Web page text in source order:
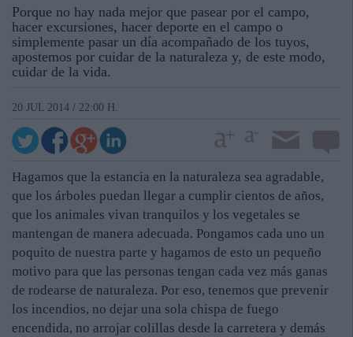
Porque no hay nada mejor que pasear por el campo,
hacer excursiones, hacer deporte en el campo o
simplemente pasar un día acompañado de los tuyos,
apostemos por cuidar de la naturaleza y, de este modo,
cuidar de la vida.
20 JUL 2014 / 22:00 H.
Hagamos que la estancia en la naturaleza sea agradable,
que los árboles puedan llegar a cumplir cientos de años,
que los animales vivan tranquilos y los vegetales se
mantengan de manera adecuada. Pongamos cada uno un
poquito de nuestra parte y hagamos de esto un pequeño
motivo para que las personas tengan cada vez más ganas
de rodearse de naturaleza. Por eso, tenemos que prevenir
los incendios, no dejar una sola chispa de fuego
encendida, no arrojar colillas desde la carretera y demás